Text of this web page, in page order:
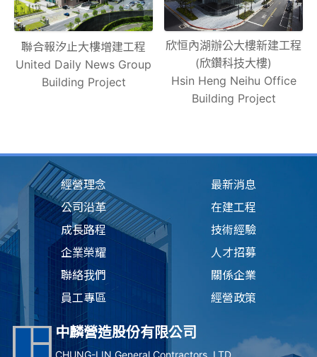
聯合報汐止大樓增建工程
United Daily News Group
Building Project
欣恒內湖辦公大樓新建工程
(欣鑽科技大樓)
Hsin Heng Neihu Office
Building Project
經營理念
公司沿革
成長路程
企業榮耀
聯絡我們
員工專區
最新消息
在建工程
技術經驗
人才招募
關係企業
經營政策
中麟營造股份有限公司